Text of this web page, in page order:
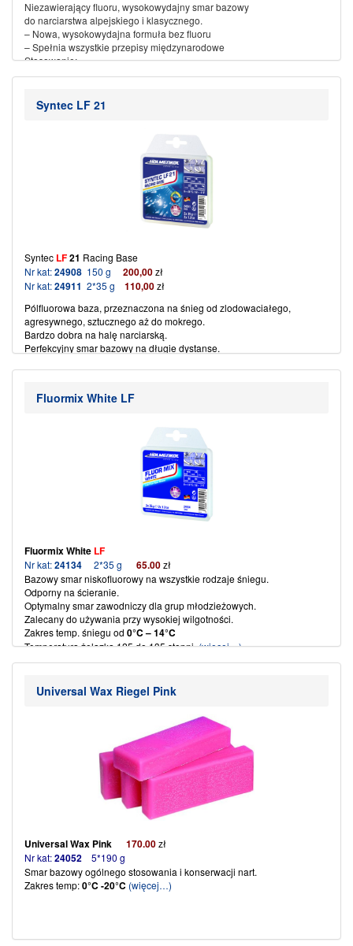
Niezawierający fluoru, wysokowydajny smar bazowy
do narciarstwa alpejskiego i klasycznego.
– Nowa, wysokowydajna formuła bez fluoru
– Spełnia wszystkie przepisy międzynarodowe
Stosowanie:
– Dla temperatur śniegu od0° do –20°C
– Niskie zbieranie brudu
– Szeroki zakres zastosowań
Syntec LF 21
Syntec LF21 Racing Base
Nr kat:24908 150 g 200,00zł
Nr kat:24911 2*35 g 110,00zł
Pólfluorowa baza, przeznaczona na śnieg od zlodowaciałego,
agresywnego, sztucznego aż do mokrego.
Bardzo dobra na halę narciarską.
Perfekcyjny smar bazowy na długie dystanse.
Posiada wysoką odporność na ścieranie.
Temperatura śniegu od0°C
Fluormix White LF
Fluormix White LF
Nr kat:24134 2*35 g 65.00zł
Bazowy smar niskofluorowy na wszystkie rodzaje śniegu.
Odporny na ścieranie.
Optymalny smar zawodniczy dla grup młodzieżowych.
Zalecany do używania przy wysokiej wilgotności.
Zakres temp. śniegu od 0°C – 14°C
Temperatura żelazka 125 do 135 stopni.(więcej…)
Universal Wax Riegel Pink
Universal Wax Pink 170.00zł
Nr kat:24052 5*190 g
Smar bazowy ogólnego stosowania i konserwacji nart.
Zakres temp:0°C -20°C (więcej…)